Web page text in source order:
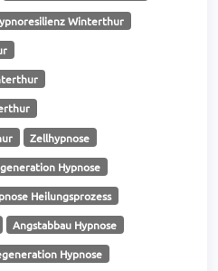
Winterthur
Zellhypnose
Hypnose
Heilungsprozess
Angstabbau Hypnose
Hypnose